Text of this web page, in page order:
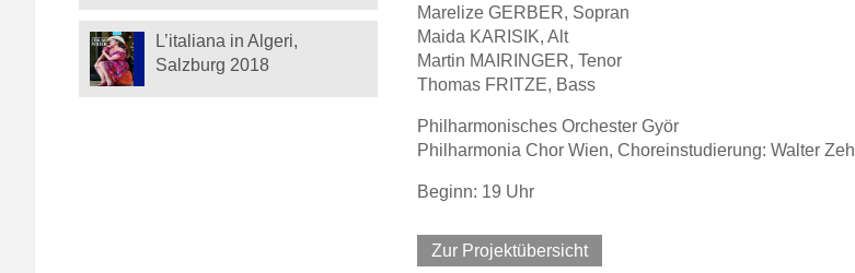
Marelize GERBER, Sopran
Maida KARISIK, Alt
Martin MAIRINGER, Tenor
Thomas FRITZE, Bass
Philharmonisches Orchester Györ
Philharmonia Chor Wien, Choreinstudierung: Walter Zeh
Beginn: 19 Uhr
Zur Projektübersicht
L’italiana in Algeri,
Salzburg 2018